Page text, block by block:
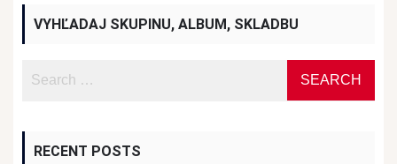
VYHĽADAJ SKUPINU, ALBUM, SKLADBU
RECENT POSTS